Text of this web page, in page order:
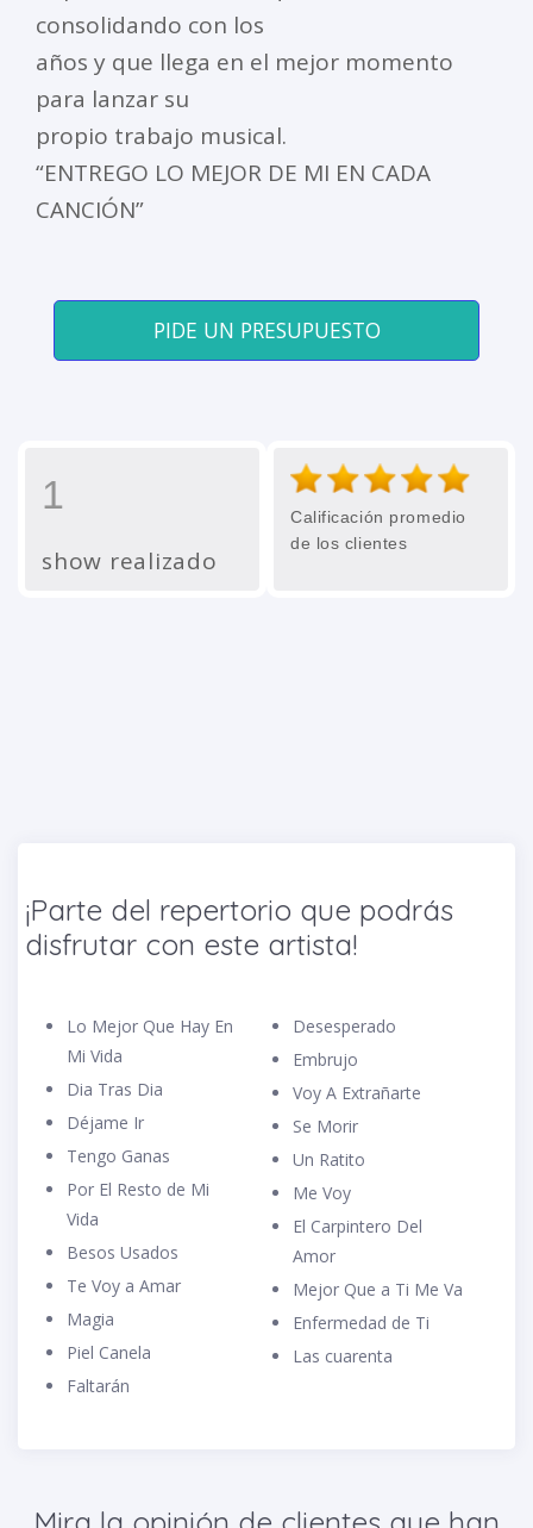
consolidando con los
años y que llega en el mejor momento
para lanzar su
propio trabajo musical.
“ENTREGO LO MEJOR DE MI EN CADA
CANCIÓN”
PIDE UN PRESUPUESTO
1
show realizado
Calificación promedio
de los clientes
¡Parte del repertorio que podrás
disfrutar con este artista!
Lo Mejor Que Hay En
Mi Vida
Dia Tras Dia
Déjame Ir
Tengo Ganas
Por El Resto de Mi
Vida
Besos Usados
Te Voy a Amar
Magia
Piel Canela
Faltarán
Desesperado
Embrujo
Voy A Extrañarte
Se Morir
Un Ratito
Me Voy
El Carpintero Del
Amor
Mejor Que a Ti Me Va
Enfermedad de Ti
Las cuarenta